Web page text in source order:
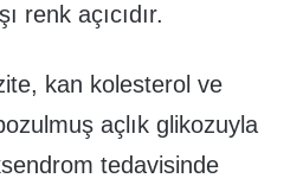
renk açıcıdır.
kan kolesterol ve
açlık glikozuyla
tedavisinde